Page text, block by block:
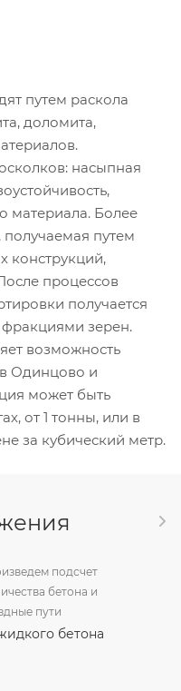
путем раскола
доломита,
насыпная
материала. Более
путем
конструкций,
процессов
получается
зерен.
возможность
в Одинцово и
может быть
от 1 тонны, или в
за кубический метр.
подсчет
бетона и
пути
бетона